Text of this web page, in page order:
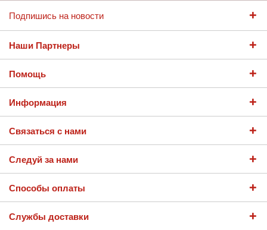
Подпишись на новости
Наши Партнеры
Помощь
Информация
Связаться с нами
Следуй за нами
Способы оплаты
Службы доставки